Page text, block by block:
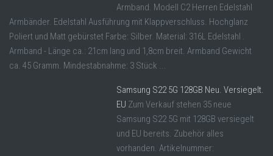
Armband. Modell C2 Herren Edelstahl
Armbänder. Edelstahl Ausführung mit Klappverschluss. Hochglanz
Poliert und Matt gebürstet Farbe: Silber. Material: 316L Edelstahl .
Armband - Länge ca.: 21cm lang und 1,8cm breit. Armband Gewicht
ca. 45 Gramm. Mindestabnahme: 3 Stück ...
Samsung S22 5G 128GB Neu. Versiegelt.
EU Zum Verkauf stehen 35 neue
Samsung S22 5G mit 128GB versiegelt
und EU bereits. Zubehör alles
vorhanden. Artikelnummer: